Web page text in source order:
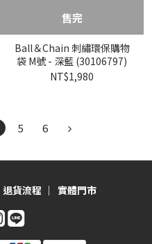
售完
Ball＆Chain 刺繡環保購物
袋 M號 - 深藍 (30106797)
NT$1,980
5 6
退貨流程 ｜ 實體門市